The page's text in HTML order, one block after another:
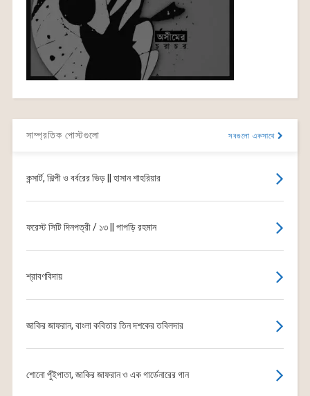
সাম্প্রতিক পোস্টগুলো সবগুলো একসাথে
কন্সার্ট, শিল্পী ও বর্বরের ভিড় || হাসান শাহরিয়ার
ফরেস্ট সিটি দিনপত্রী / ১৩ || পাপড়ি রহমান
শ্রাবণবিদায়
জাকির জাফরান, বাংলা কবিতার তিন দশকের তবিলদার
শোনো পুঁইপাতা, জাকির জাফরান ও এক গার্ডেনারের গান